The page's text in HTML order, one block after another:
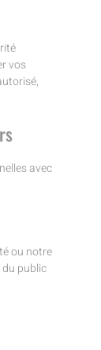
vos
avec
ou notre
public